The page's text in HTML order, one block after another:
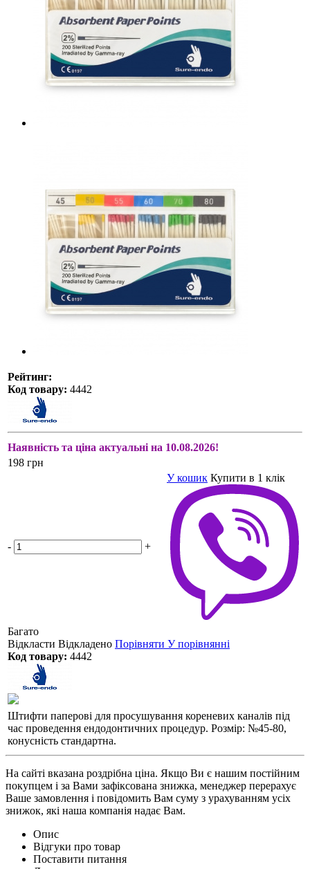
Рейтинг:
Код товару: 4442
Наявність та ціна актуальні на 10.08.2026!
198 грн
- +
У кошик Купити в 1 клік
Багато
Відкласти Відкладено Порівняти У порівнянні
Код товару: 4442
Штифти паперові для просушування кореневих каналів під
час проведення ендодонтичних процедур. Розмір: №45-80,
конусність стандартна.
На сайті вказана роздрібна ціна. Якщо Ви є нашим постійним
покупцем і за Вами зафіксована знижка, менеджер перерахує
Ваше замовлення і повідомить Вам суму з урахуванням усіх
знижок, які наша компанія надає Вам.
Опис
Відгуки про товар
Поставити питання